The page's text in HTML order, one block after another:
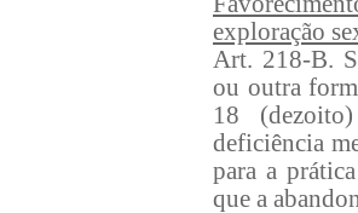
exploração
Art. 218-B.
ou outra
18
deficiência
para a
que a